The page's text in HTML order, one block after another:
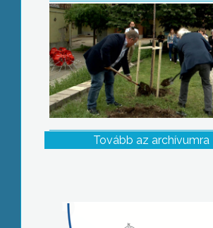
Tovább az archívumra